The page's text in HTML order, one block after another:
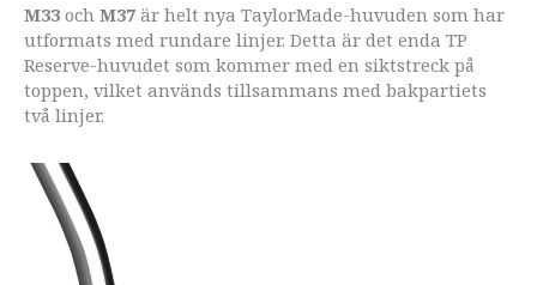
M33 och M37 är helt nya TaylorMade-huvuden som har
utformats med rundare linjer. Detta är det enda TP
Reserve-huvudet som kommer med en siktstreck på
toppen, vilket används tillsammans med bakpartiets
två linjer.